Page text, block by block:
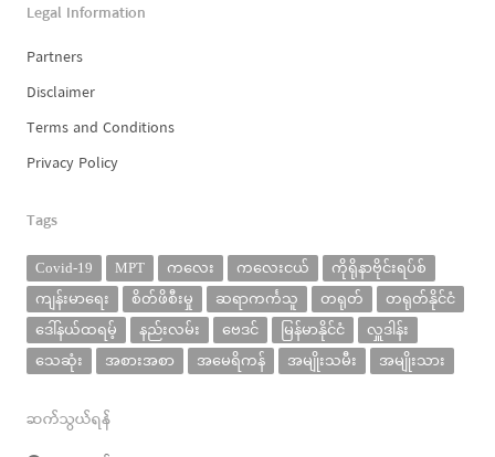
Legal Information
Partners
Disclaimer
Terms and Conditions
Privacy Policy
Tags
Covid-19 MPT ကလေး ကလေးငယ်
ကိုရိုနာဗိုင်းရပ်စ်
ကျန်းမာရေး
စိတ်ဖိစီးမှု ဆရာကင်္ကသူ တရုတ်
တရုတ်နိုင်ငံ
ဒေါ်နယ်ထရမ့်
နည်းလမ်း ဗေဒင် မြန်မာနိုင်ငံ
လှူဒါန်း
သေဆုံး
အစားအစာ အမေရိကန် အမျိုးသမီး အမျိုးသား
ဆက်သွယ်ရန်